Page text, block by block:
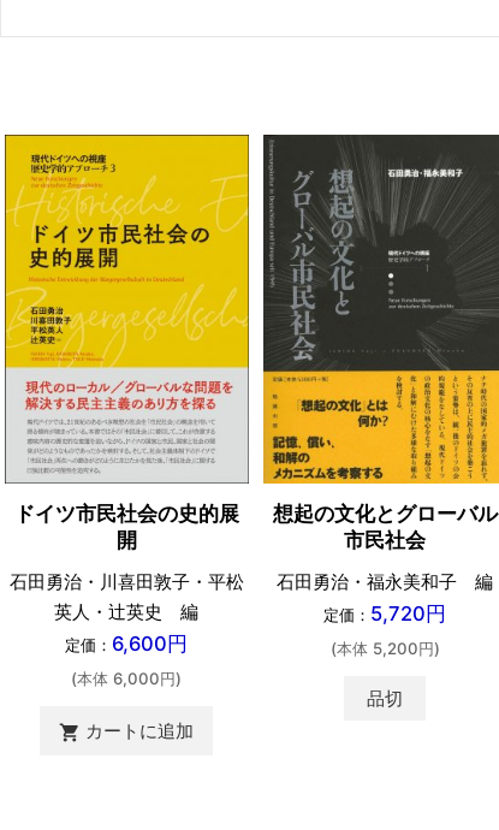
ドイツ市民社会の史的展
開
石田勇治・川喜田敦子・平松
英人・辻英史 編
定価： 6,600円
(本体 6,000円)
shopping_cart カートに追加
想起の文化とグローバル
市民社会
石田勇治・福永美和子 編
定価： 5,720円
(本体 5,200円)
品切